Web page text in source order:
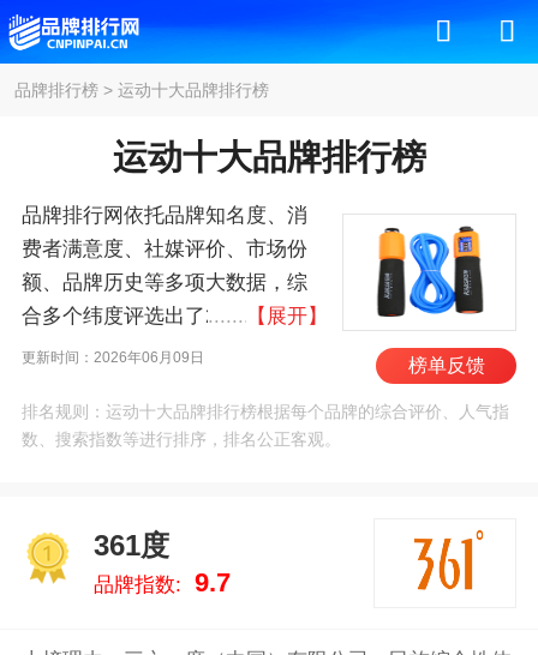
品牌排行榜> 运动十大品牌排行榜
运动十大品牌排行榜
品牌排行网依托品牌知名度、消
费者满意度、社媒评价、市场份
额、品牌历史等多项大数据，综
合多个纬度评选出了2026年运动
十大品牌排行榜，其中前十名
克/NIKE、李宁/LI-NING、乔丹、
彪马/PUMA、鸿星尔克/ERKE、
的数据告诉您运动什么牌子好，
供您参考。
【展开】
更新时间：2026年06月09日 榜单反馈
排名规则：运动十大品牌排行榜根据每个品牌的综合评价、人气指
数、搜索指数等进行排序，排名公正客观。
361度
品牌指数: 9.7